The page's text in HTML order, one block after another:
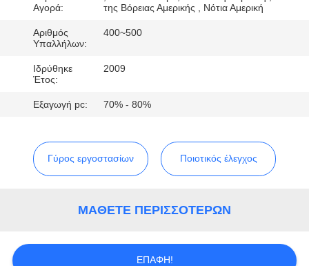
ΖΗΤΉΣΤΕ
ΈΝΑ
SITEMAP
PRIVACY
POLICY
Αγορά:
της Βόρειας Αμερικής , Νότια Αμερική
Αριθμός
Υπαλλήλων:
400~500
Ιδρύθηκε
Έτος:
2009
Εξαγωγή pc: 70% - 80%
Γύρος εργοστασίων Ποιοτικός έλεγχος
ΜΆΘΕΤΕ ΠΕΡΙΣΣΌΤΕΡΩΝ
ΕΠΑΦΉ!